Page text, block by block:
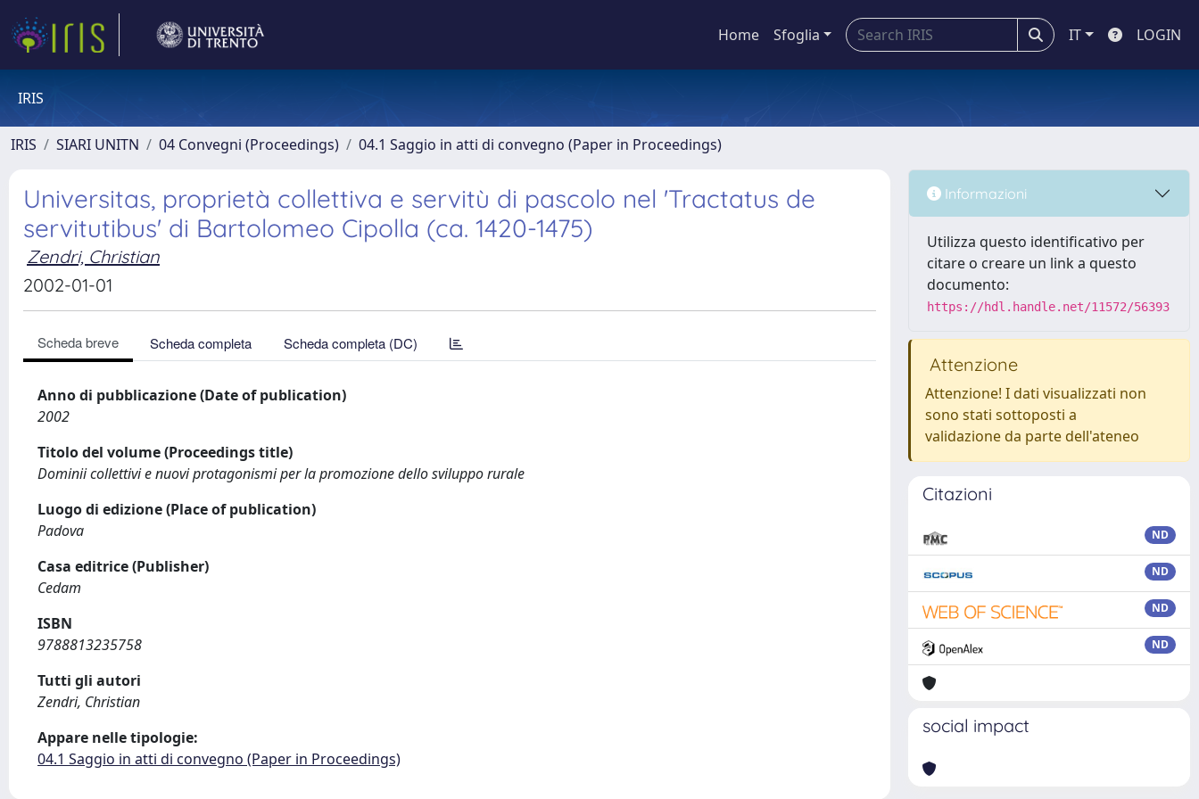
Home Sfoglia IT LOGIN
IRIS
IRIS SIARI UNITN 04 Convegni (Proceedings) 04.1 Saggio in atti di convegno (Paper in Proceedings)
Universitas, proprietà collettiva e servitù di pascolo nel 'Tractatus de
servitutibus' di Bartolomeo Cipolla (ca. 1420-1475)
Zendri, Christian
2002-01-01
Scheda breve Scheda completa Scheda completa (DC)
Anno di pubblicazione (Date of publication)
2002
Titolo del volume (Proceedings title)
Dominii collettivi e nuovi protagonismi per la promozione dello sviluppo rurale
Luogo di edizione (Place of publication)
Padova
Casa editrice (Publisher)
Cedam
ISBN
9788813235758
Tutti gli autori
Zendri, Christian
Appare nelle tipologie:
04.1 Saggio in atti di convegno (Paper in Proceedings)
Informazioni
Utilizza questo identificativo per
citare o creare un link a questo
documento:
https://hdl.handle.net/11572/56393
Attenzione
Attenzione! I dati visualizzati non
sono stati sottoposti a
validazione da parte dell'ateneo
Citazioni
ND
ND
ND
ND
social impact